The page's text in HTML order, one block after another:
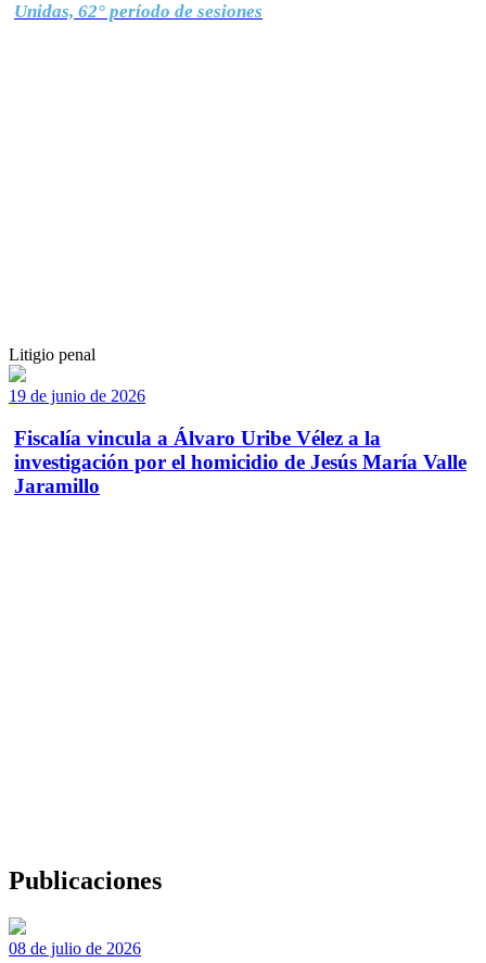
Unidas, 62° período de sesiones
Litigio penal
19 de junio de 2026
Fiscalía vincula a Álvaro Uribe Vélez a la
investigación por el homicidio de Jesús María Valle
Jaramillo
Publicaciones
08 de julio de 2026